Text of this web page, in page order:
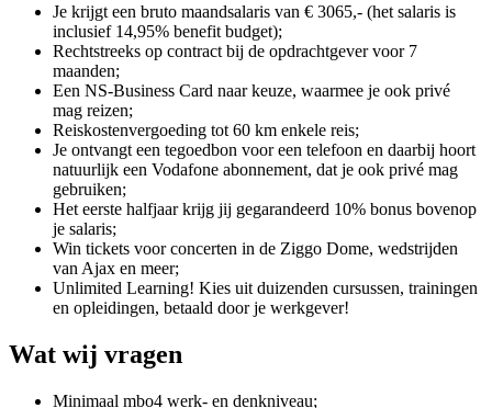
Je krijgt een bruto maandsalaris van € 3065,- (het salaris is
inclusief 14,95% benefit budget);
Rechtstreeks op contract bij de opdrachtgever voor 7
maanden;
Een NS-Business Card naar keuze, waarmee je ook privé
mag reizen;
Reiskostenvergoeding tot 60 km enkele reis;
Je ontvangt een tegoedbon voor een telefoon en daarbij hoort
natuurlijk een Vodafone abonnement, dat je ook privé mag
gebruiken;
Het eerste halfjaar krijg jij gegarandeerd 10% bonus bovenop
je salaris;
Win tickets voor concerten in de Ziggo Dome, wedstrijden
van Ajax en meer;
Unlimited Learning! Kies uit duizenden cursussen, trainingen
en opleidingen, betaald door je werkgever!
Wat wij vragen
Minimaal mbo4 werk- en denkniveau;